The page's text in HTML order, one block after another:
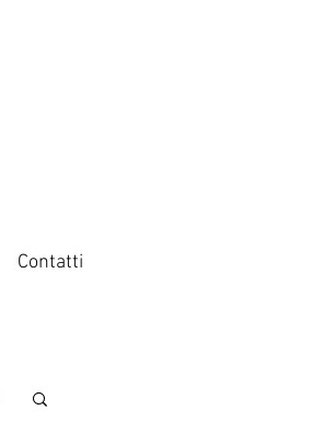
Contatti